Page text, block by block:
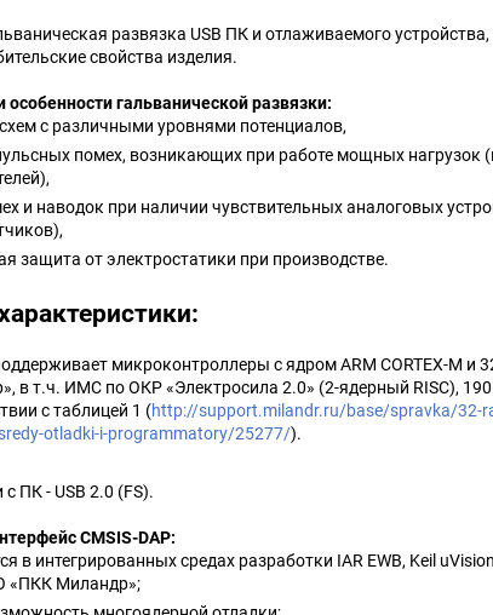
развязка USB ПК и отлаживаемого
свойства изделия.
гальванической развязки:
с различными уровнями потенциалов,
помех, возникающих при работе мощных нагрузок
и наводок при наличии чувствительных аналоговых
защита от электростатики при производстве.
микроконтроллеры с ядром ARM CORTEX-M и
в т.ч. ИМС по ОКР «Электросила 2.0» (2-ядерный RISC),
с таблицей 1 (http://support.milandr.ru/base/spravka/32-
otladki-i-programmatory/25277/).
ПК - USB 2.0 (FS).
CMSIS-DAP:
в интегрированных средах разработки IAR EWB, Keil
«ПКК Миландр»;